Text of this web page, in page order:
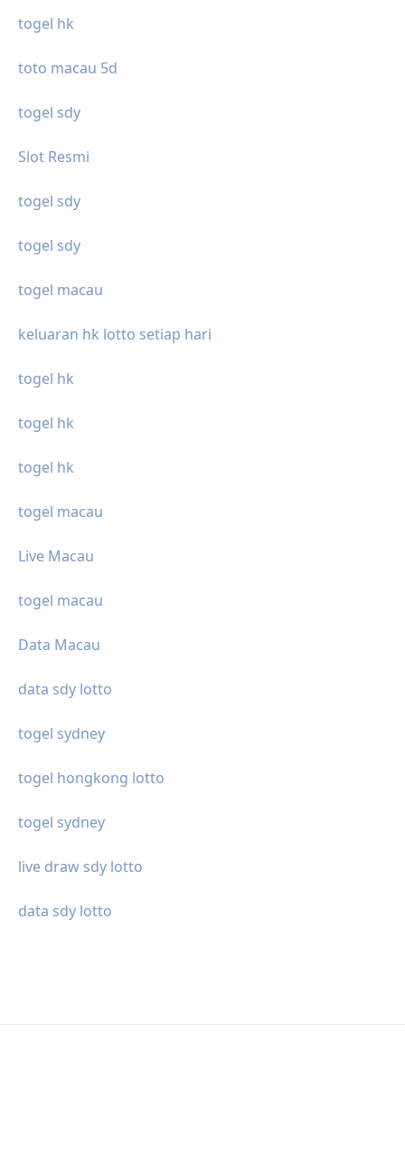
togel hk
toto macau 5d
togel sdy
Slot Resmi
togel sdy
togel sdy
togel macau
keluaran hk lotto setiap hari
togel hk
togel hk
togel hk
togel macau
Live Macau
togel macau
Data Macau
data sdy lotto
togel sydney
togel hongkong lotto
togel sydney
live draw sdy lotto
data sdy lotto